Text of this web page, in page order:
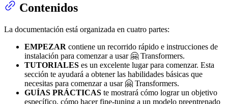
Contenidos
La documentación está organizada en cuatro partes:
EMPEZAR contiene un recorrido rápido e instrucciones de
instalación para comenzar a usar 🤗 Transformers.
TUTORIALES es un excelente lugar para comenzar. Esta
sección te ayudará a obtener las habilidades básicas que
necesitas para comenzar a usar 🤗 Transformers.
GUÍAS PRÁCTICAS te mostrará cómo lograr un objetivo
específico, cómo hacer fine-tuning a un modelo preentrenado